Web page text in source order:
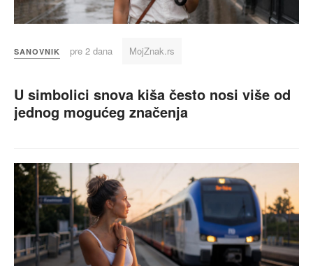
SANOVNIK pre 2 dana MojZnak.rs
U simbolici snova kiša često nosi više od
jednog mogućeg značenja